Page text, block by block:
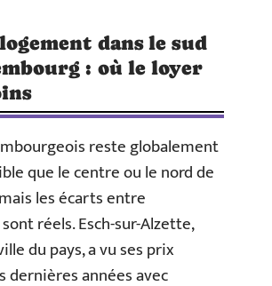
dans le sud
: où le loyer
reste globalement
que le centre ou le nord de
les écarts entre
réels. Esch-sur-Alzette,
du pays, a vu ses prix
dernières années avec